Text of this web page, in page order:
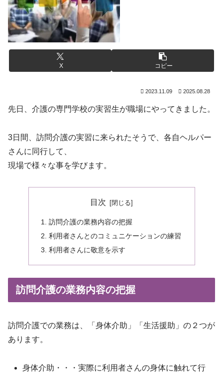
X コピー
2023.11.09 2025.08.28
先日、介護の専門学校の実習生が職場にやってきました。
3日間、訪問介護の実習に来られたそうで、各自ヘルパー
さんに同行して、
現場で様々な事を学びます。
目次
訪問介護の業務内容の把握
利用者さんとのコミュニケーションの練習
利用者さんに敬意を示す
訪問介護の業務内容の把握
訪問介護での業務は、「身体介助」「生活援助」の２つが
あります。
身体介助・・・実際に利用者さんの身体に触れて行